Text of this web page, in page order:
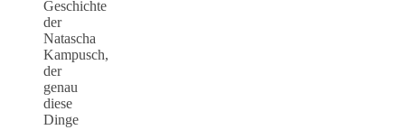
Geschichte
der
Natascha
Kampusch,
der
genau
diese
Dinge